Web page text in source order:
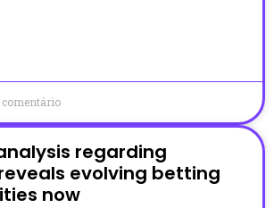
comentário
regarding
evolving betting
now